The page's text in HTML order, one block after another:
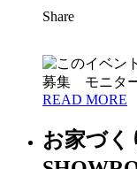
Share
READ MORE
お家づく